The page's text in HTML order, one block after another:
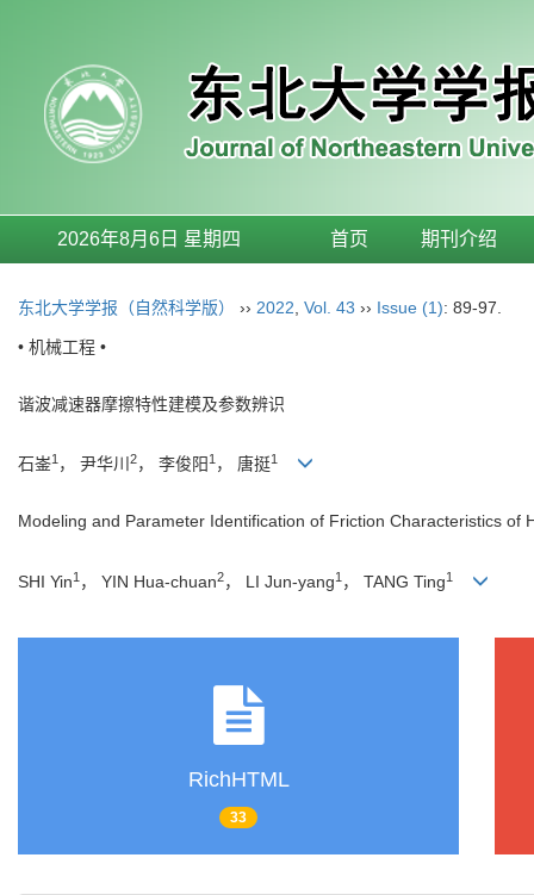
2026年8月6日 星期四 首页 期刊介绍
东北大学学报（自然科学版） ›› 2022 Vol. 43 ›› Issue (1): 89-97.
• 机械工程 •
谐波减速器摩擦特性建模及参数辨识
石崟1 ， 尹华川 2， 李俊阳 1 ， 唐挺1
Modeling and Parameter Identification of Friction Characteristics of
SHI Yin1 ， YIN Hua-chuan2， LI Jun-yang1 ， TANG Ting1
RichHTML
33